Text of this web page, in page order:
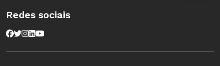
Redes sociais